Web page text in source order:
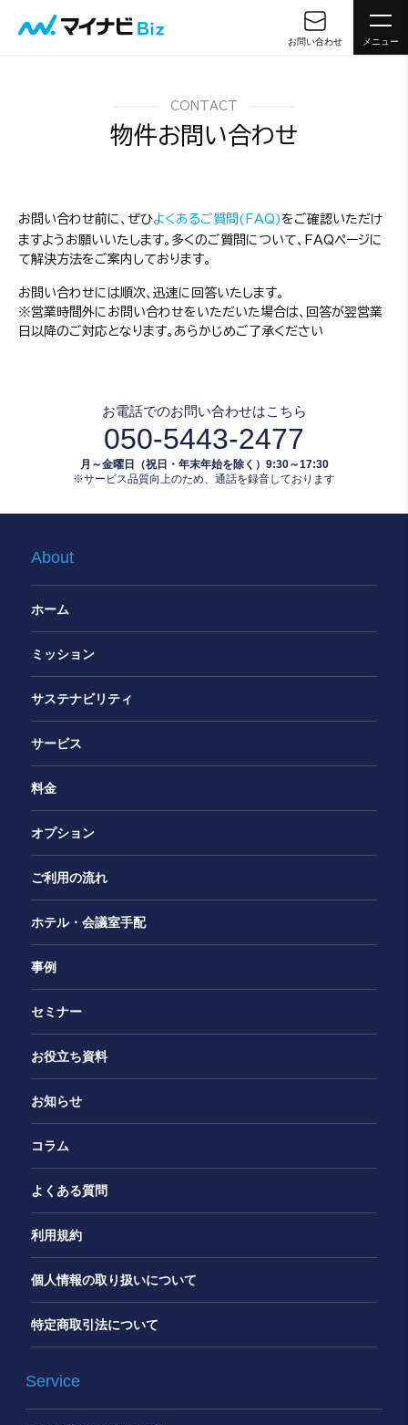
お問い合わせ メニュー
CONTACT
物件お問い合わせ
お問い合わせ前に、ぜひよくあるご質問(FAQ) をご確認いただけ
ますようお願いいたします。多くのご質問について、FAQページに
て解決方法をご案内しております。
お問い合わせには順次、迅速に回答いたします。
※営業時間外にお問い合わせをいただいた場合は、回答が翌営業
日以降のご対応となります。あらかじめご了承ください
お電話でのお問い合わせはこちら
050-5443-2477
月～金曜日（祝日・年末年始を除く）9:30～17:30
※サービス品質向上のため、通話を録音しております
About
ホーム
ミッション
サステナビリティ
サービス
料金
オプション
ご利用の流れ
ホテル・会議室手配
事例
セミナー
お役立ち資料
お知らせ
コラム
よくある質問
利用規約
個人情報の取り扱いについて
特定商取引法について
Service